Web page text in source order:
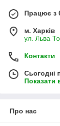
Працює з
м. Харків
ул. Льва
Контакти
Сьогодні
Показати
Про нас